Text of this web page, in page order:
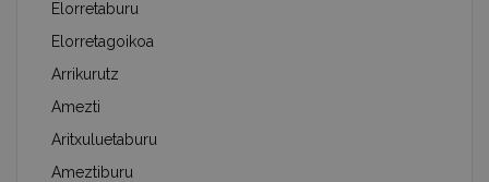
Elorretaburu
Elorretagoikoa
Arrikurutz
Amezti
Aritxuluetaburu
Ameztiburu